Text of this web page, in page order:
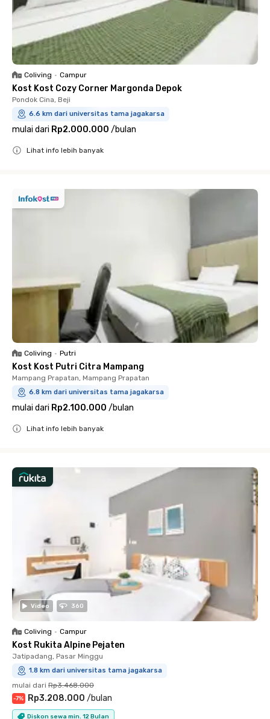
Coliving • Campur
Kost Kost Cozy Corner Margonda Depok
Pondok Cina, Beji
6.6 km dari universitas tama jagakarsa
mulai dari Rp2.000.000 /bulan
Lihat info lebih banyak
Coliving • Putri
Kost Kost Putri Citra Mampang
Mampang Prapatan, Mampang Prapatan
6.8 km dari universitas tama jagakarsa
mulai dari Rp2.100.000 /bulan
Lihat info lebih banyak
Video 360
Coliving • Campur
Kost Rukita Alpine Pejaten
Jatipadang, Pasar Minggu
1.8 km dari universitas tama jagakarsa
mulai dari Rp3.468.000
-7% Rp3.208.000 /bulan
Diskon sewa min. 12 Bulan